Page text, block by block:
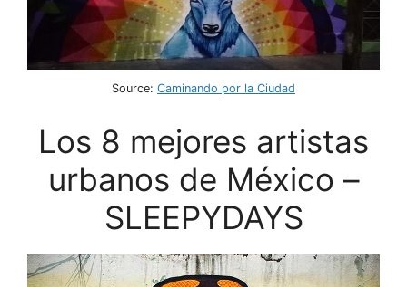
Source: Caminando por la Ciudad
Los 8 mejores artistas
urbanos de México –
SLEEPYDAYS